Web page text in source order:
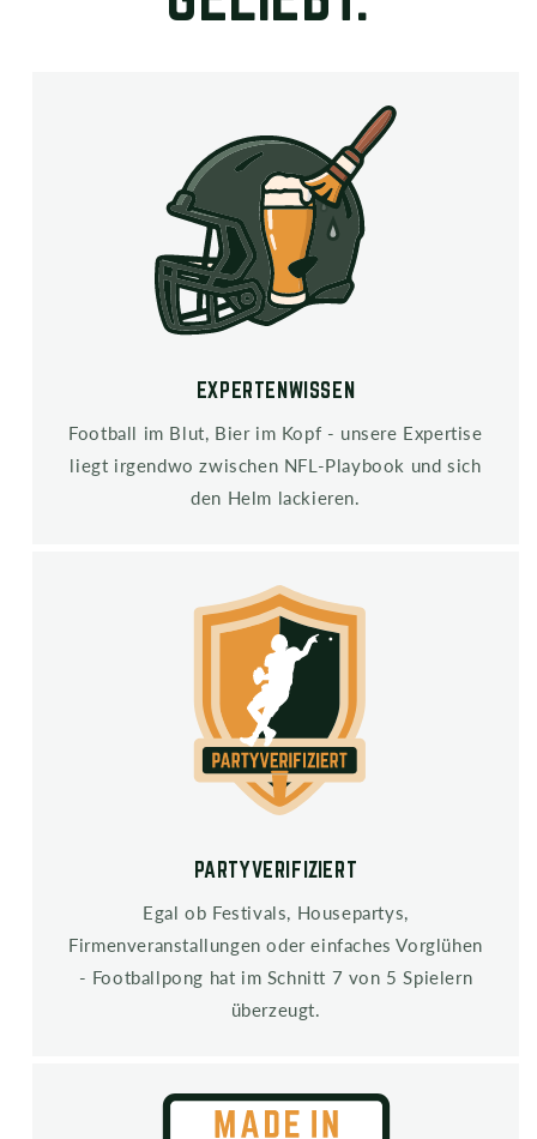
EXPERTENWISSEN
Football im Blut, Bier im Kopf - unsere Expertise
liegt irgendwo zwischen NFL-Playbook und sich
den Helm lackieren.
PARTYVERIFIZIERT
Egal ob Festivals, Housepartys,
Firmenveranstallungen oder einfaches Vorglühen
- Footballpong hat im Schnitt 7 von 5 Spielern
überzeugt.